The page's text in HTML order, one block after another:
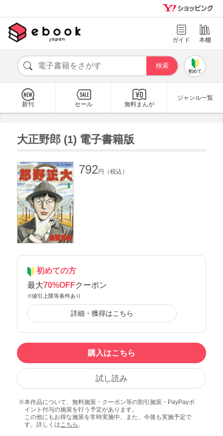
ガイド 本棚
初めて
新刊 セール 無料まんが
ジャンル一覧
大正野郎 (1) 電子書籍版
792 円（税込）
初めての方
最大70%OFFクーポン
※値引上限等条件あり
詳細・獲得はこちら
購入はこちら
試し読み
本作品について、無料施策・クーポン等の割引施策・PayPayポ
イント付与の施策を行う予定があります。
この他にもお得な施策を常時実施中、また、今後も実施予定で
す。詳しくは こちら 。